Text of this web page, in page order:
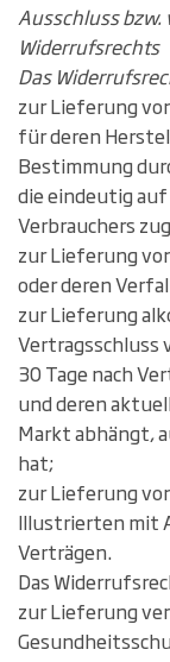
Ausschluss bzw.
Widerrufsrechts
Das
zur Lieferung
für deren
Bestimmung
die eindeutig
Verbrauchers
zur Lieferung
oder deren
zur Lieferung
Vertragsschluss
30 Tage nach
und deren
Markt abhängt,
hat;
zur Lieferung
Illustrierten mit
Verträgen.
Das
zur Lieferung